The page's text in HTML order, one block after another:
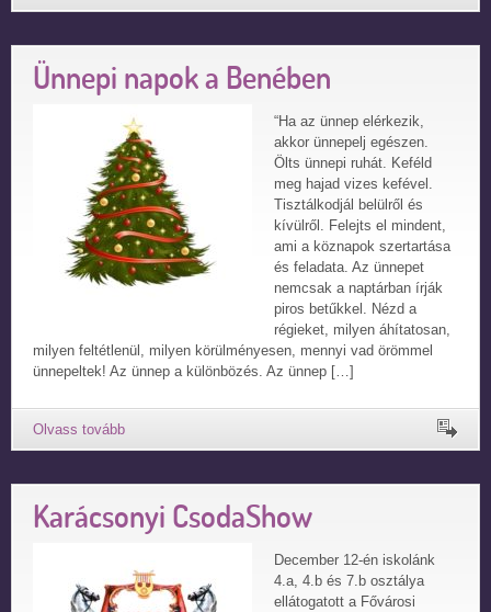
Ünnepi napok a Benében
“Ha az ünnep elérkezik,
akkor ünnepelj egészen.
Ölts ünnepi ruhát. Keféld
meg hajad vizes kefével.
Tisztálkodjál belülről és
kívülről. Felejts el mindent,
ami a köznapok szertartása
és feladata. Az ünnepet
nemcsak a naptárban írják
piros betűkkel. Nézd a
régieket, milyen áhítatosan,
milyen feltétlenül, milyen körülményesen, mennyi vad örömmel
ünnepeltek! Az ünnep a különbözés. Az ünnep […]
Karácsonyi CsodaShow
December 12-én iskolánk
4.a, 4.b és 7.b osztálya
ellátogatott a Fővárosi